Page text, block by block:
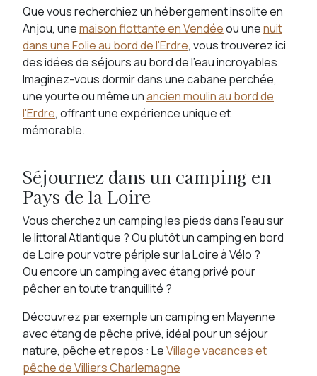
Que vous recherchiez un hébergement insolite en
Anjou, unemaison flottante en Vendéeou unenuit
dans une Folie au bord de l'Erdre, vous trouverez ici
des idées de séjours au bord de l'eau incroyables.
Imaginez-vous dormir dans une cabane perchée,
une yourte ou même unancien moulin au bord de
l'Erdre, offrant une expérience unique et
mémorable.
Séjournez dans un camping en
Pays de la Loire
Vous cherchez un camping les pieds dans l’eau sur
le littoral Atlantique ? Ou plutôt un camping en bord
de Loire pour votre périple sur la Loire à Vélo ?
Ou encore un camping avec étang privé pour
pêcher en toute tranquillité ?
Découvrez par exemple un camping en Mayenne
avec étang de pêche privé, idéal pour un séjour
nature, pêche et repos : LeVillage vacances et
pêche de Villiers Charlemagne